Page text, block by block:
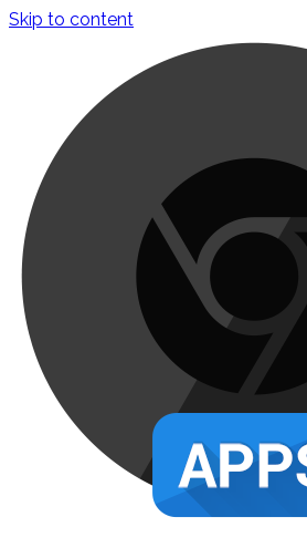
Skip to content